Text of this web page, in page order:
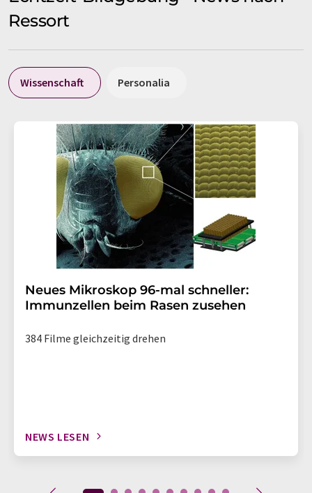
Ressort
Wissenschaft Personalia
Neues Mikroskop 96-mal schneller:
Immunzellen beim Rasen zusehen
384 Filme gleichzeitig drehen
NEWS LESEN